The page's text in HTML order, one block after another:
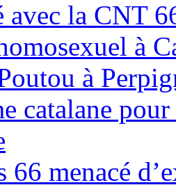
avec la CNT
à
à
catalane
66 menacé